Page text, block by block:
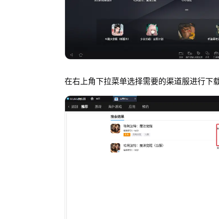
在右上角下拉菜单选择需要的渠道服进行下